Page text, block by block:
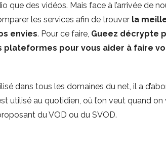
que des vidéos. Mais face à l’arrivée de
les services afin de trouver la
envies. Pour ce faire, Gueez décrypte
plateformes pour vous aider à faire
dans tous les domaines du net, il a
utilisé au quotidien, où l’on veut quand
du VOD ou du SVOD.